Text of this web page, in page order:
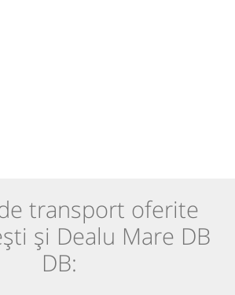
transport oferite
și Dealu Mare DB
DB: